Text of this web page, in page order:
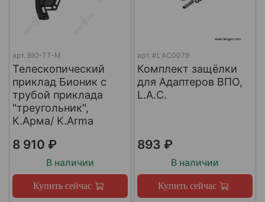
арт. BIO-TT-M
Телескопический
приклад Бионик с
трубой приклада
"треугольник",
К.Арма/ K.Arma
8 910 ₽
В наличии
Купить сейчас
арт. #LAC0079
Комплект защёлки
для Адаптеров ВПО,
L.A.C.
893 ₽
В наличии
Купить сейчас